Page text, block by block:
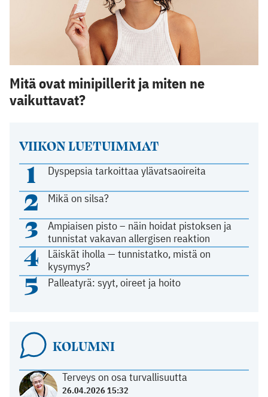
VIIKON LUETUIMMAT
1 Dyspepsia tarkoittaa ylävatsaoireita
2 Mikä on silsa?
3
Ampiaisen pisto – näin hoidat pistoksen ja
tunnistat vakavan allergisen reaktion
4
Läiskät iholla — tunnistatko, mistä on
kysymys?
5 Palleatyrä: syyt, oireet ja hoito
KOLUMNI
Terveys on osa turvallisuutta
26.04.2026 15:32
Mitä ovat minipillerit ja miten ne
vaikuttavat?